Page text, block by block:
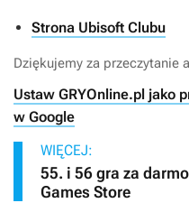
Strona Ubisoft Clubu
Dziękujemy za przeczytanie
Ustaw GRYOnline.pl jako
w Google
WIĘCEJ:
55. i 56 gra za
Games Store